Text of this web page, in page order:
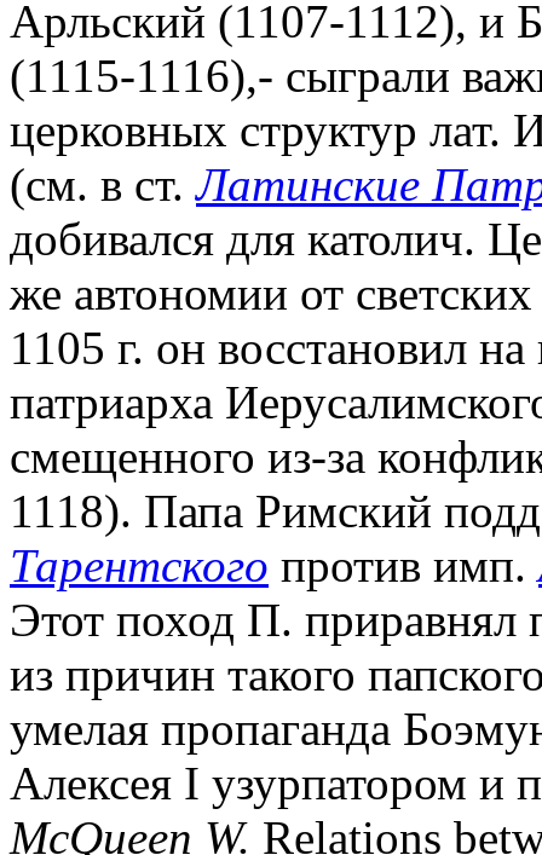
Арльский (1107-1112), и
(1115-1116),- сыграли
церковных структур лат.
(см. в ст.Латинские
добивался для католич.
же автономии от
1105 г. он восстановил
патриарха
смещенного из-за
1118). Папа Римский
Тарентского против имп.
Этот поход П. приравнял
из причин такого
умелая пропаганда
Алексея I узурпатором и
McQueen W. Relations